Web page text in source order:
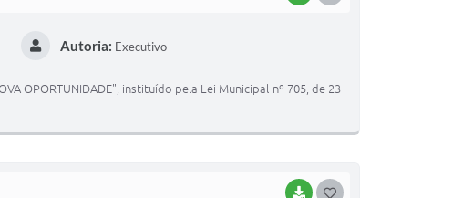
I
Autoria: Executivo
OPORTUNIDADE", instituído pela Lei Municipal nº 705, de 23
BAIXAR